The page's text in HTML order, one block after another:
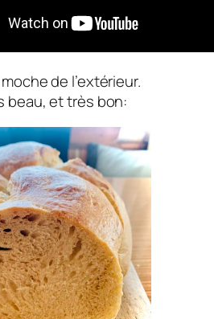
de l’extérieur.
beau, et très bon: